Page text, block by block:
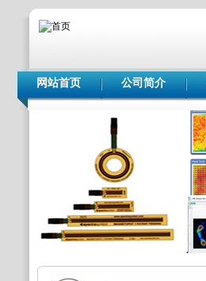
网站首页 公司简介